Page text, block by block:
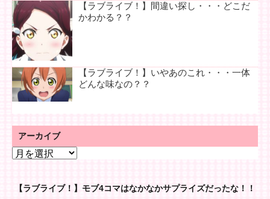
【ラブライブ！】間違い探し・・・どこだ
かわかる？？
【ラブライブ！】いやあのこれ・・・一体
どんな味なの？？
アーカイブ
ア
イ【ラブライブ！】モブ4コマはなかなかサプライズだったな！！